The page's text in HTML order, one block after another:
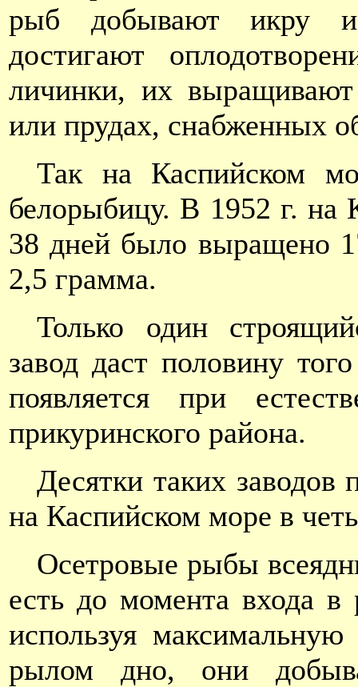
рыб добывают икру и
достигают
личинки, их выращивают
или прудах, снабженных
Так на Каспийском
белорыбицу. В 1952 г. на
38 дней было выращено
2,5 грамма.
Только один
завод даст половину
появляется при
прикуринского района.
Десятки таких заводов
на Каспийском море в
Осетровые рыбы
есть до момента входа
используя
рылом дно, они